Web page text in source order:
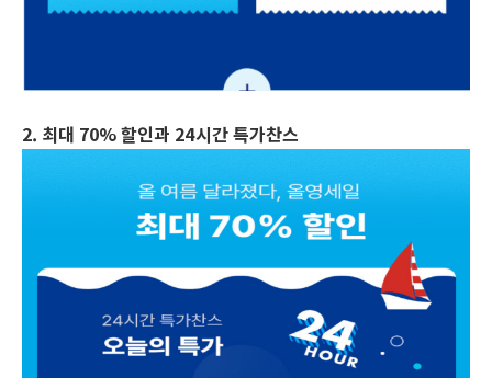
2. 최대 70% 할인과 24시간 특가찬스